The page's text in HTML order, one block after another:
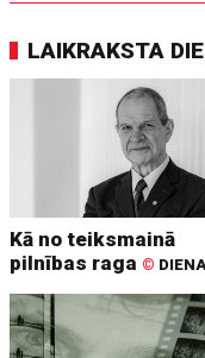
LAIKRAKSTA
Kā no teiksmainā
pilnības raga © DIENA